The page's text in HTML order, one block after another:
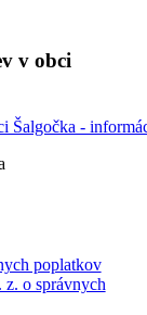
v obci
poplatkov
o správnych